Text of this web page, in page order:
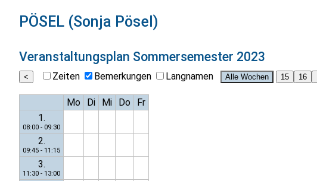
PÖSEL (Sonja Pösel)
Veranstaltungsplan Sommersemester 2023
Zeiten Bemerkungen Langnamen
Mo Di Mi Do
Fr
1.
08:00 - 09:30
2.
09:45 - 11:15
3.
11:30 - 13:00